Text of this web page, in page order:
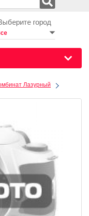
город
Лазурный